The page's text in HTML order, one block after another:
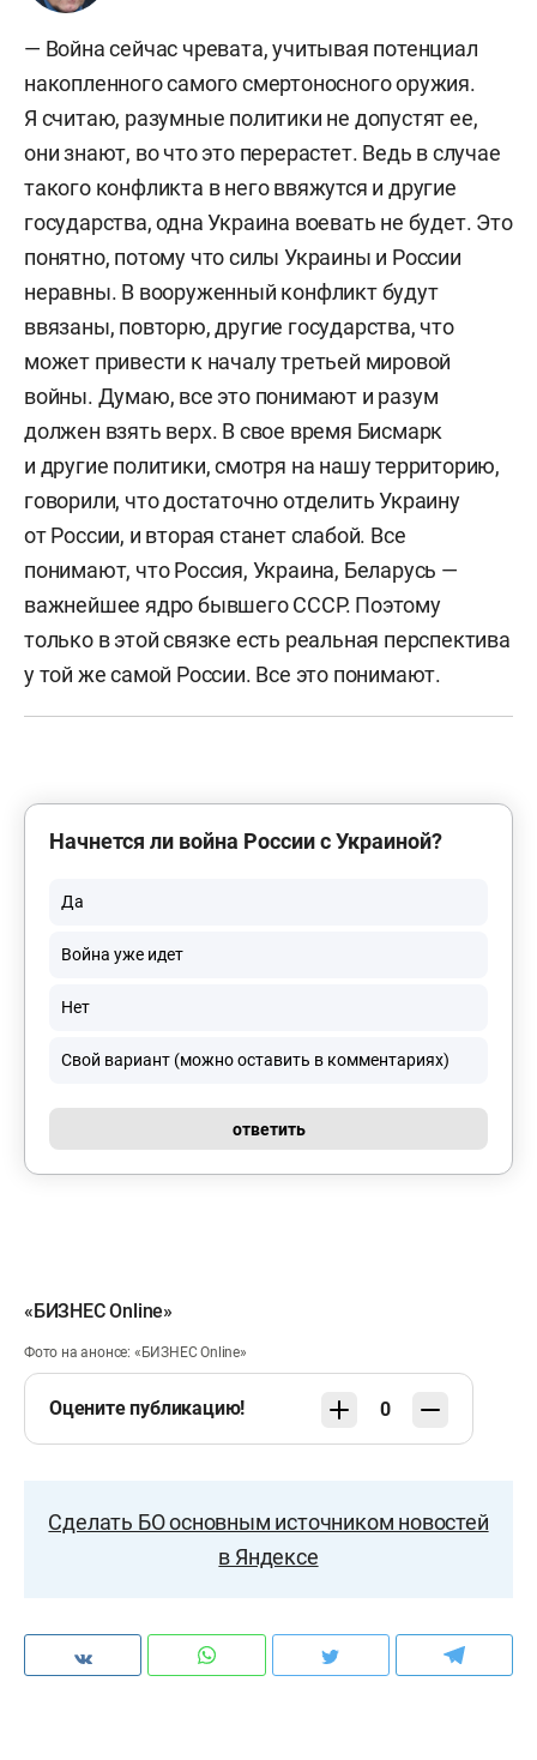
— Война сейчас чревата, учитывая потенциал
накопленного самого смертоносного оружия.
Я считаю, разумные политики не допустят ее,
они знают, во что это перерастет. Ведь в случае
такого конфликта в него ввяжутся и другие
государства, одна Украина воевать не будет. Это
понятно, потому что силы Украины и России
неравны. В вооруженный конфликт будут
ввязаны, повторю, другие государства, что
может привести к началу третьей мировой
войны. Думаю, все это понимают и разум
должен взять верх. В свое время Бисмарк
и другие политики, смотря на нашу территорию,
говорили, что достаточно отделить Украину
от России, и вторая станет слабой. Все
понимают, что Россия, Украина, Беларусь —
важнейшее ядро бывшего СССР. Поэтому
только в этой связке есть реальная перспектива
у той же самой России. Все это понимают.
Начнется ли война России с Украиной?
Да
Война уже идет
Нет
Свой вариант (можно оставить в комментариях)
ответить
«БИЗНЕС Online»
Фото на анонсе: «БИЗНЕС Online»
Оцените публикацию! 0
Сделать БО основным источником новостей
в Яндексе